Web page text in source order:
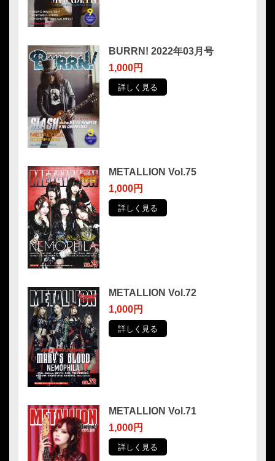
BURRN! 2022年03月号
1,000円
詳しく見る
METALLION Vol.75
1,000円
詳しく見る
METALLION Vol.72
1,000円
詳しく見る
METALLION Vol.71
1,000円
詳しく見る